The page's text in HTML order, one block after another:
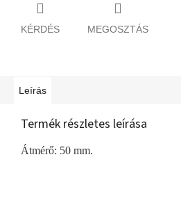
KÉRDÉS MEGOSZTÁS
Leírás
Termék részletes leírása
Átmérő: 50 mm.